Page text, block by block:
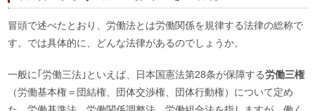
冒頭で述べたとおり、労働法とは労働関係を規律する法律の総称で
す。では具体的に、どんな法律があるのでしょうか。
一般に｢労働三法｣といえば、日本国憲法第28条が保障する労働三権
（労働基本権＝団結権、団体交渉権、団体行動権）について定め